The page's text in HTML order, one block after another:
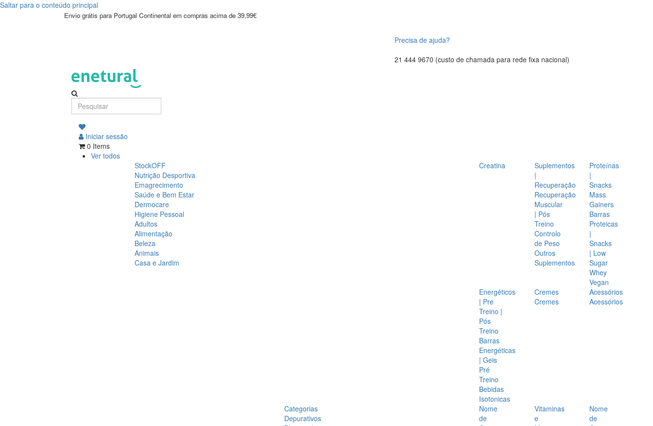
Saltar para o conteúdo principal
SHOP_PRODUCT_NAME
Envio grátis para Portugal Continental em compras acima de 39,99€
Precisa de ajuda?
21 444 9670 (custo de chamada para rede fixa nacional)
Iniciar sessão
0 Items
Ver todos
StockOFF
Nutrição Desportiva
Emagrecimento
Saúde e Bem Estar
Dermocare
Higiene Pessoal
Adultos
Alimentação
Beleza
Animais
Casa e Jardim
Creatina
Suplementos
|
Recuperação
Recuperação
Muscular
| Pós
Treino
Controlo
de Peso
Outros
Suplementos
Proteínas
|
Snacks
Mass
Gainers
Barras
Proteicas
|
Snacks
| Low
Sugar
Whey
Vegan
Energéticos
| Pre
Treino |
Pós
Treino
Barras
Energéticas
| Geis
Pré
Treino
Bebidas
Isotonicas
Cremes
Cremes
Acessórios
Acessórios
Categorias
Depurativos
Nome
de
Vitaminas
e
Nome
de